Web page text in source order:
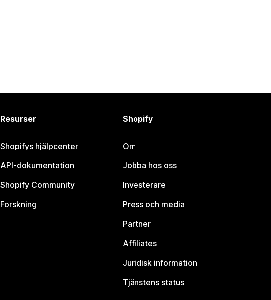
Resurser
Shopifys hjälpcenter
API-dokumentation
Shopify Community
Forskning
Shopify
Om
Jobba hos oss
Investerare
Press och media
Partner
Affiliates
Juridisk information
Tjänstens status